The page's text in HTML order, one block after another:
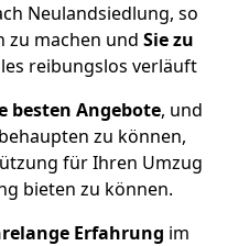
Neulandsiedlung, so
zu machen und Sie zu
reibungslos verläuft
besten Angebote, und
zu können,
für Ihren Umzug
bieten zu können.
Erfahrung im